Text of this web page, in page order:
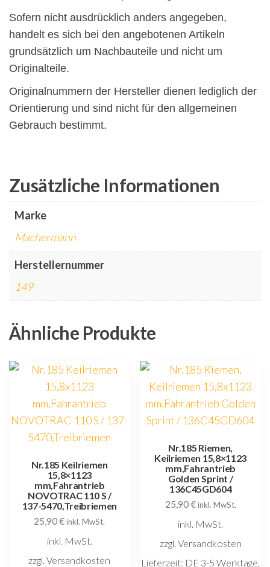
Sofern nicht ausdrücklich anders angegeben,
handelt es sich bei den angebotenen Artikeln
grundsätzlich um Nachbauteile und nicht um
Originalteile.
Originalnummern der Hersteller dienen lediglich der
Orientierung und sind nicht für den allgemeinen
Gebrauch bestimmt.
Zusätzliche Informationen
Marke
Machermann
Herstellernummer
149
Ähnliche Produkte
Nr.185 Keilriemen
15,8×1123
mm,Fahrantrieb
NOVOTRAC 110 S /
137-5470,Treibriemen
25,90€ inkl. MwSt.
inkl. MwSt.
zzgl. Versandkosten
Nr.185 Riemen,
Keilriemen 15,8×1123
mm,Fahrantrieb
Golden Sprint /
136C45GD604
25,90€ inkl. MwSt.
inkl. MwSt.
zzgl. Versandkosten
Lieferzeit: DE 3-5 Werktage,